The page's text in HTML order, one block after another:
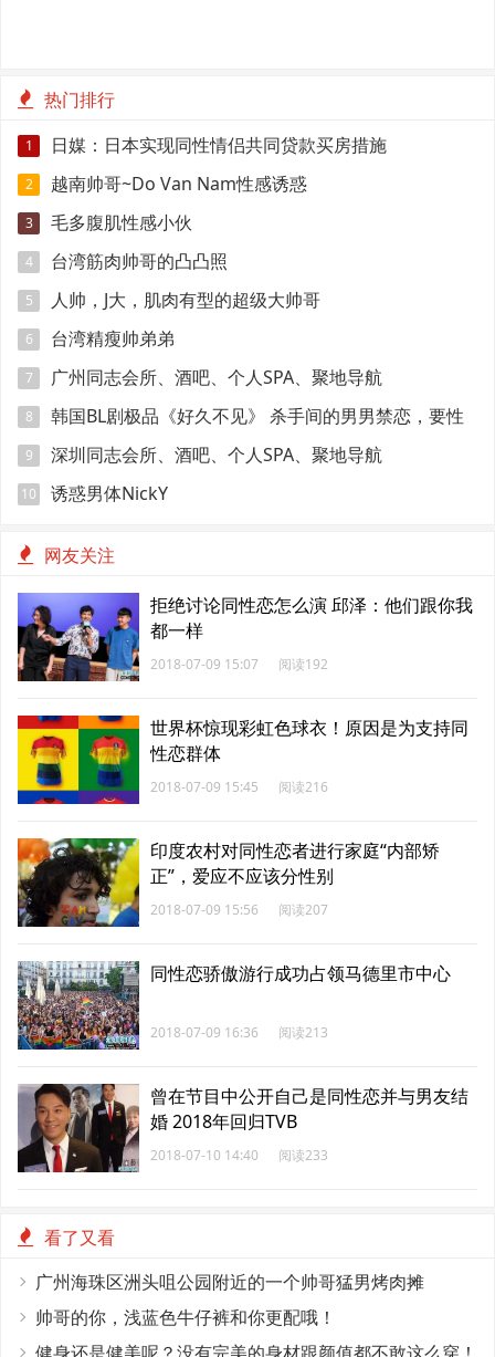
热门排行
1 日媒：日本实现同性情侣共同贷款买房措施
2 越南帅哥~Do Van Nam性感诱惑
3 毛多腹肌性感小伙
4 台湾筋肉帅哥的凸凸照
5 人帅，J大，肌肉有型的超级大帅哥
6 台湾精瘦帅弟弟
7 广州同志会所、酒吧、个人SPA、聚地导航
8
韩国BL剧极品《好久不见》 杀手间的男男禁恋，要性
命还是爱情？
9 深圳同志会所、酒吧、个人SPA、聚地导航
10 诱惑男体NickY
网友关注
拒绝讨论同性恋怎么演 邱泽：他们跟你我
都一样
2018-07-09 15:07 阅读192
世界杯惊现彩虹色球衣！原因是为支持同
性恋群体
2018-07-09 15:45 阅读216
印度农村对同性恋者进行家庭“内部矫
正”，爱应不应该分性别
2018-07-09 15:56 阅读207
同性恋骄傲游行成功占领马德里市中心
2018-07-09 16:36 阅读213
曾在节目中公开自己是同性恋并与男友结
婚 2018年回归TVB
2018-07-10 14:40 阅读233
看了又看
广州海珠区洲头咀公园附近的一个帅哥猛男烤肉摊
帅哥的你，浅蓝色牛仔裤和你更配哦！